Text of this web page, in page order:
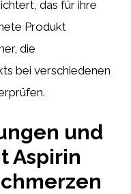
das für ihre
Produkt
die
bei verschiedenen
und
Aspirin